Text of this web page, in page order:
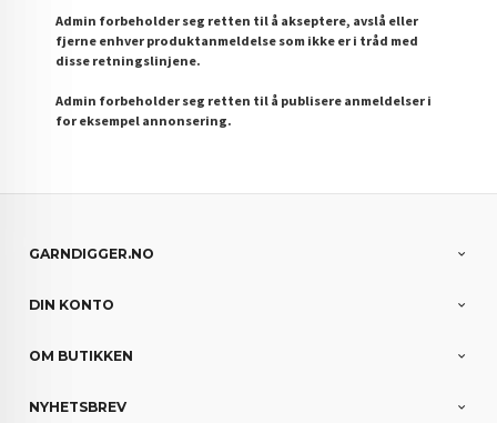
Admin forbeholder seg retten til å akseptere, avslå eller
fjerne enhver produktanmeldelse som ikke er i tråd med
disse retningslinjene.
Admin forbeholder seg retten til å publisere anmeldelser i
for eksempel annonsering.
GARNDIGGER.NO
DIN KONTO
OM BUTIKKEN
NYHETSBREV